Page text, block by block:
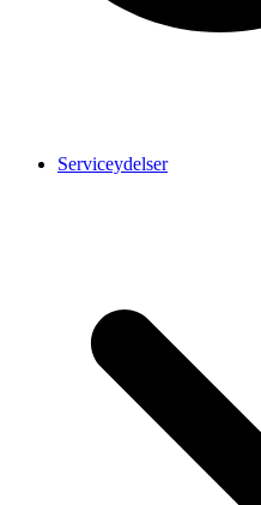
Serviceydelser